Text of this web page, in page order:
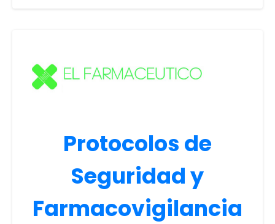
Protocolos de
Seguridad y
Farmacovigilancia